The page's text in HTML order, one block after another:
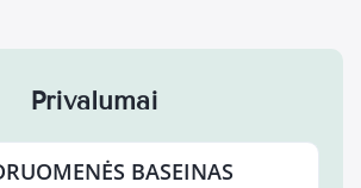
Privalumai
BASEINAS